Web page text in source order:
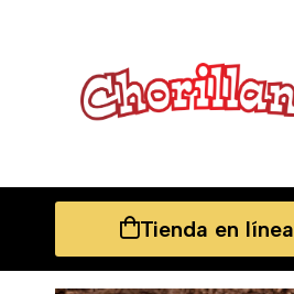
Tienda en línea